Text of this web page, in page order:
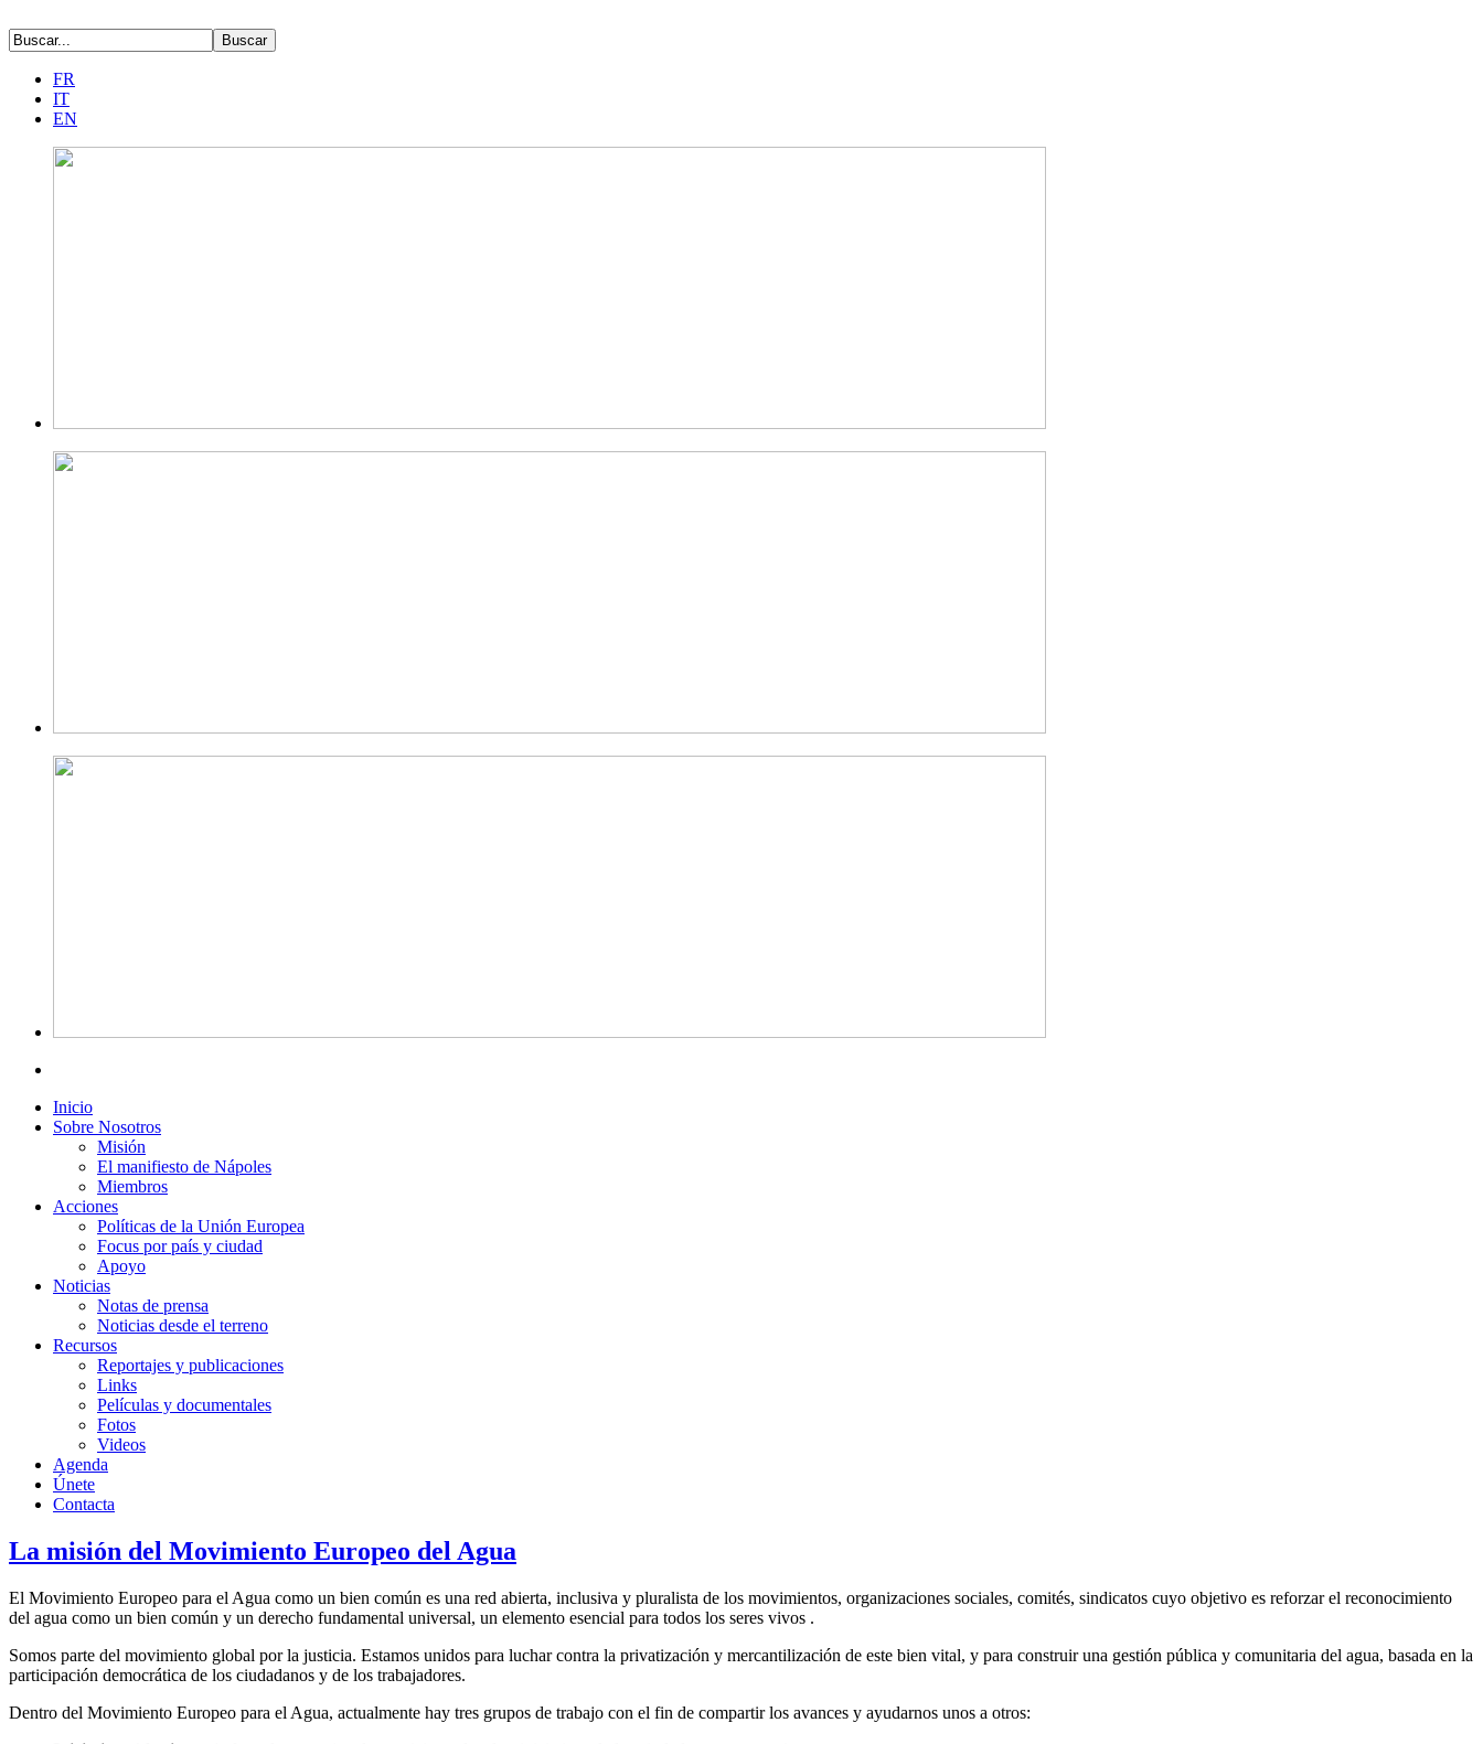
FR
IT
EN
Inicio
Sobre Nosotros
Misión
El manifiesto de Nápoles
Miembros
Acciones
Políticas de la Unión Europea
Focus por país y ciudad
Apoyo
Noticias
Notas de prensa
Noticias desde el terreno
Recursos
Reportajes y publicaciones
Links
Películas y documentales
Fotos
Videos
Agenda
Únete
Contacta
La misión del Movimiento Europeo del Agua
El Movimiento Europeo para el Agua como un bien común es una red abierta, inclusiva y pluralista de los movimientos, organizaciones sociales, comités, sindicatos cuyo objetivo es reforzar el reconocimiento
del agua como un bien común y un derecho fundamental universal, un elemento esencial para todos los seres vivos .
Somos parte del movimiento global por la justicia. Estamos unidos para luchar contra la privatización y mercantilización de este bien vital, y para construir una gestión pública y comunitaria del agua, basada en la
participación democrática de los ciudadanos y de los trabajadores.
Dentro del Movimiento Europeo para el Agua, actualmente hay tres grupos de trabajo con el fin de compartir los avances y ayudarnos unos a otros: